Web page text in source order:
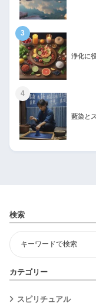
3
浄化に
4
藍染と
検索
カテゴリー
スピリチュアル